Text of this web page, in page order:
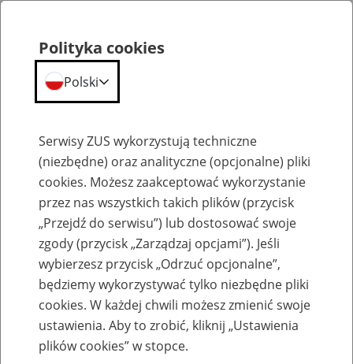
Szkolenia
Zaproś ZUS do siebie: eZUS, wizyty
rezerwowane, e-wizyty, Aktywni 50+
Polityka cookies
Polski
Serwisy ZUS wykorzystują techniczne
(niezbędne) oraz analityczne (opcjonalne) pliki
cookies. Możesz zaakceptować wykorzystanie
przez nas wszystkich takich plików (przycisk
„Przejdź do serwisu”) lub dostosować swoje
zgody (przycisk „Zarządzaj opcjami”). Jeśli
wybierzesz przycisk „Odrzuć opcjonalne”,
będziemy wykorzystywać tylko niezbędne pliki
cookies. W każdej chwili możesz zmienić swoje
ustawienia. Aby to zrobić, kliknij „Ustawienia
plików cookies” w stopce.